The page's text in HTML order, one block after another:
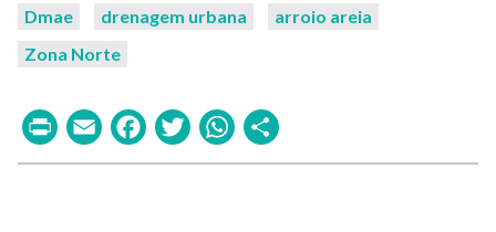
Dmae drenagem urbana
arroio areia
Zona Norte
PrintEmailFacebook
TwitterWhatsApp